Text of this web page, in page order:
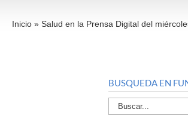
Inicio » Salud en la Prensa Digital del
BUSQUEDA EN
Buscar
por: